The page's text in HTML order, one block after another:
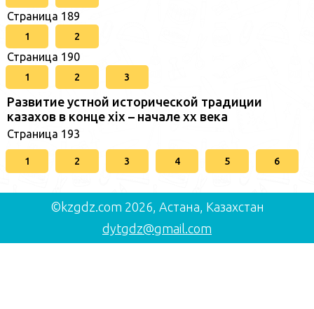
Страница 189
1 2
Страница 190
1 2 3
Развитие устной исторической традиции
казахов в конце xіх – начале хх века
Страница 193
1 2 3 4 5 6
©kzgdz.com 2026, Астана, Казахстан
dytgdz@gmail.com